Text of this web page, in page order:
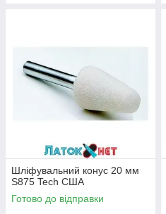
Шліфувальний конус 20 мм
S875 Tech США
Готово до відправки